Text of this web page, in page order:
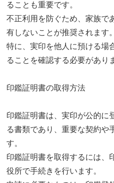
ることも重要です。
不正利用を防ぐため、家族で
有しないことが推奨されます。
特に、実印を他人に預ける場
ることを確認する必要があり
印鑑証明書の取得方法
印鑑証明書は、実印が公的に
る書類であり、重要な契約や
す。
印鑑証明書を取得するには、
役所で手続きを行います。